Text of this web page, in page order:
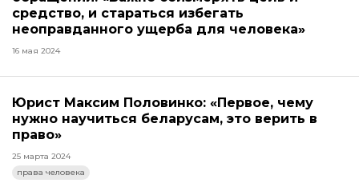
средство, и стараться избегать
неоправданного ущерба для человека»
16 мая 2024
Юрист Максим Половинко: «Первое, чему
нужно научиться беларусам, это верить в
право»
25 марта 2024
права человека